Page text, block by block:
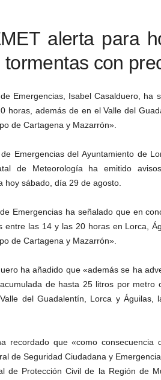
alerta para
con
Emergencias, Isabel Casalduero, ha
horas, además de en el Valle del
de Cartagena y Mazarrón».
Emergencias del Ayuntamiento de
de Meteorología ha emitido
hoy sábado, día 29 de agosto.
Emergencias ha señalado que en
entre las 14 y las 20 horas en Lorca,
de Cartagena y Mazarrón».
ha añadido que «además se ha
de hasta 25 litros por
del Guadalentín, Lorca y Águilas,
recordado que «como
de Seguridad Ciudadana y
de Protección Civil de la Región de